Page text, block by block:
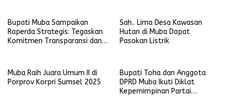
Bupati Muba Sampaikan
Raperda Strategis: Tegaskan
Komitmen Transparansi dan
Sah.. Lima Desa Kawasan
Hutan di Muba Dapat
Pasokan Listrik
Muba Raih Juara Umum II di
Porprov Korpri Sumsel 2025
Bupati Toha dan Anggota
DPRD Muba Ikuti Diklat
Kepemimpinan Partai